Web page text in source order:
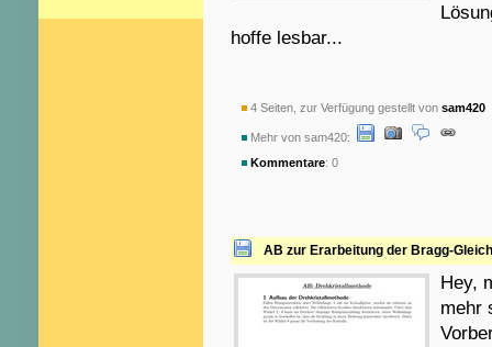
hoffe lesbar...
4 Seiten, zur Verfügung gestellt von sam420
Mehr von sam420:
Kommentare: 0
AB zur Erarbeitung der Bragg-
Hey,
mehr